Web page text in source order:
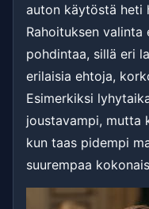
auton käytöstä heti
Rahoituksen
pohdintaa, sillä eri
erilaisia ehtoja,
Esimerkiksi
joustavampi, mutta
kun taas pidempi
suurempaa